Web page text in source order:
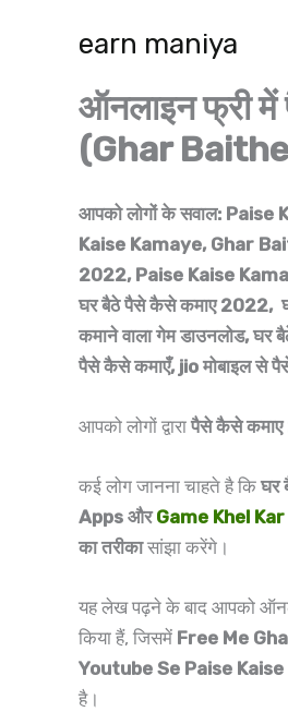
earn maniya
ऑनलाइन फ्री
(Ghar
आपको लोगों के सवाल:
Kaise Kamaye, Ghar
2022, Paise Kaise
घर बैठे पैसे कैसे कमाए 2022,
कमाने वाला गेम डाउनलोड,
पैसे कैसे कमाएँ, jio मोबाइल से
आपको लोगों द्वारा पैसे कैसे
कई लोग जानना चाहते है कि घर
Apps औरGame Khel
का तरीकासांझा करेंगे।
यह लेख पढ़ने के बाद आपको
किया हैं, जिसमें Free Me
Youtube Se Paise
है।